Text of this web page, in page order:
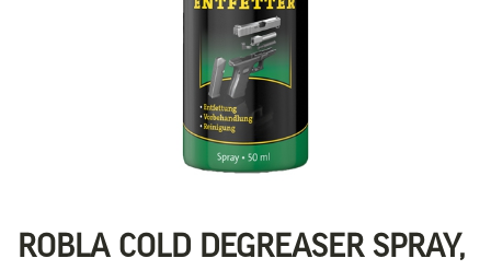
ROBLA COLD DEGREASER SPRAY,